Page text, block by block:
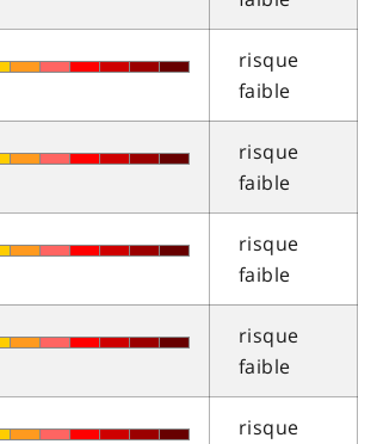
risque
faible
risque
faible
risque
faible
risque
faible
risque